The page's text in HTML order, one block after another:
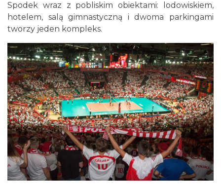
Spodek wraz z pobliskim obiektami: lodowiskiem,
hotelem, salą gimnastyczną i dwoma parkingami
tworzy jeden kompleks.